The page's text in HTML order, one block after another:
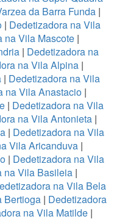
da Barra Funda |
| Dedetizadora na Vila
na Vila Mascote |
| Dedetizadora na
na Vila Alpina |
| Dedetizadora na Vila
na Vila Anastacio |
| Dedetizadora na Vila
na Vila Antonieta |
| Dedetizadora na Vila
Vila Aricanduva |
| Dedetizadora na Vila
na Vila Basileia |
na Vila Bela
Bertioga | Dedetizadora
na Vila Matilde|